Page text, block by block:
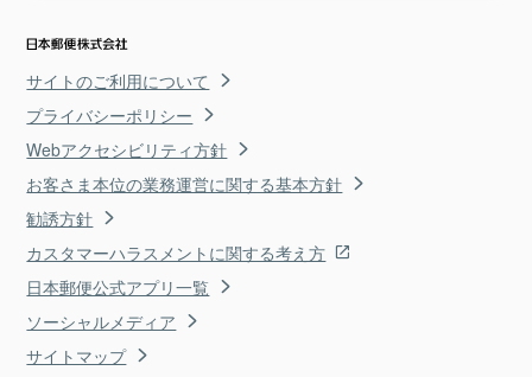
サイトのご利用について
プライバシーポリシー
Webアクセシビリティ方針
お客さま本位の業務運営に関する基本方針
勧誘方針
カスタマーハラスメントに関する考え方
日本郵便公式アプリ一覧
ソーシャルメディア
サイトマップ